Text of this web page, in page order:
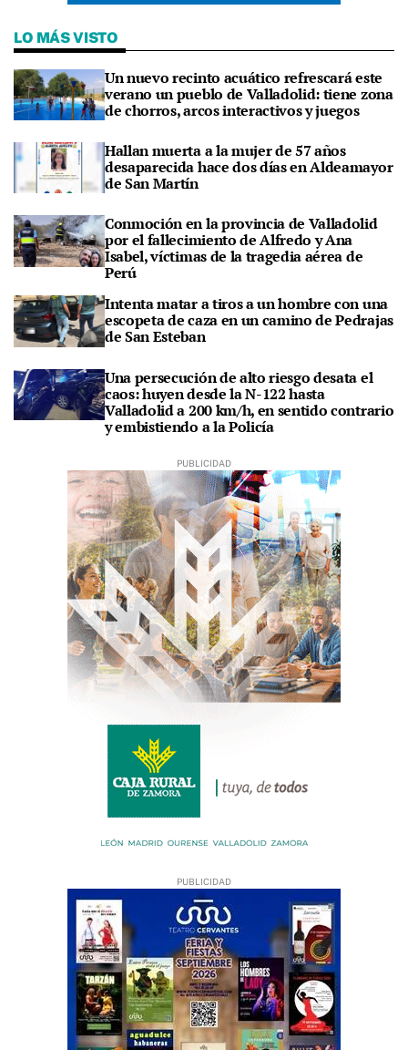
LO MÁS VISTO
Un nuevo recinto acuático refrescará este
verano un pueblo de Valladolid: tiene zona
de chorros, arcos interactivos y juegos
Hallan muerta a la mujer de 57 años
desaparecida hace dos días en Aldeamayor
de San Martín
Conmoción en la provincia de Valladolid
por el fallecimiento de Alfredo y Ana
Isabel, víctimas de la tragedia aérea de
Perú
Intenta matar a tiros a un hombre con una
escopeta de caza en un camino de Pedrajas
de San Esteban
Una persecución de alto riesgo desata el
caos: huyen desde la N-122 hasta
Valladolid a 200 km/h, en sentido contrario
y embistiendo a la Policía